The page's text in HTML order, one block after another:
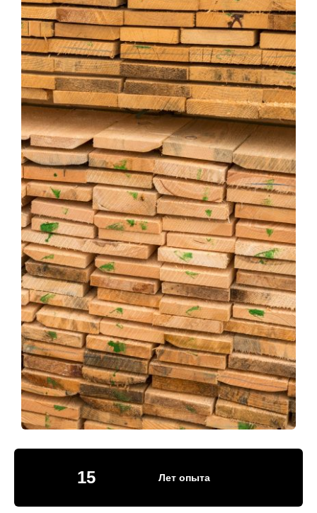
15 Лет опыта